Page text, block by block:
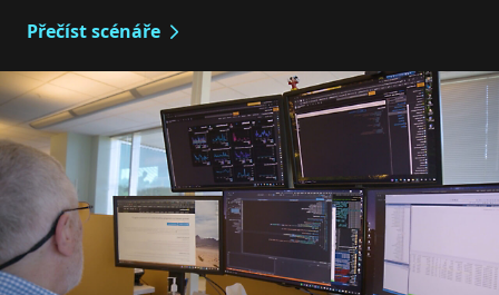
Přečíst scénáře